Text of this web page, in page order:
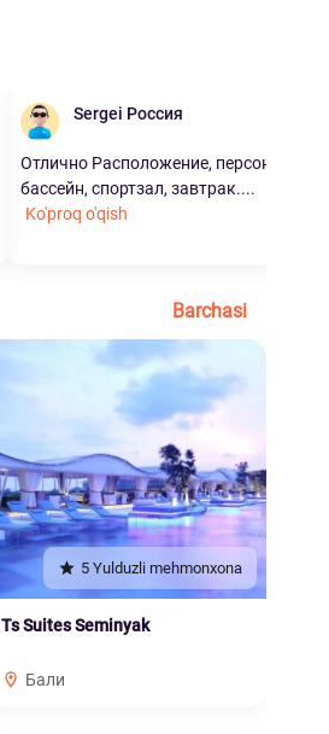
Sergei Россия
Отлично Расположение, персонал,
бассейн, спортзал, завтрак....
Ko'proq o'qish
Barchasi
5 Yulduzli mehmonxona
Ts Suites Seminyak
Бали